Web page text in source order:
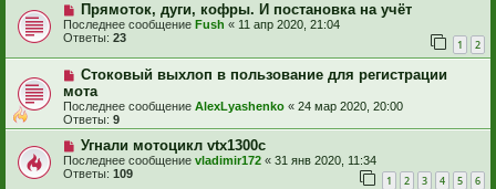
Прямоток, дуги, кофры. И постановка на учёт
Последнее сообщение Fush « 11 апр 2020, 21:04
Ответы: 23 1 2
Стоковый выхлоп в пользование для регистрации
мота
Последнее сообщение AlexLyashenko « 24 мар 2020, 20:00
Ответы: 9
Угнали мотоцикл vtx1300c
Последнее сообщение vladimir172 « 31 янв 2020, 11:34
Ответы: 109 1 2 3 4 5 6